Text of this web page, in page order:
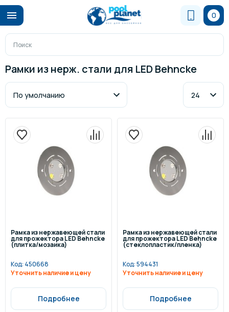
0
Рамки из нерж. стали для LED Behncke
Рамка из нержавеющей стали
для прожектора LED Behncke
(плитка/мозаика)
Код: 450668
Уточнить наличие и цену
Подробнее
Рамка из нержавеющей стали
для прожектора LED Behncke
(стеклопластик/пленка)
Код:594431
Уточнить наличие и цену
Подробнее